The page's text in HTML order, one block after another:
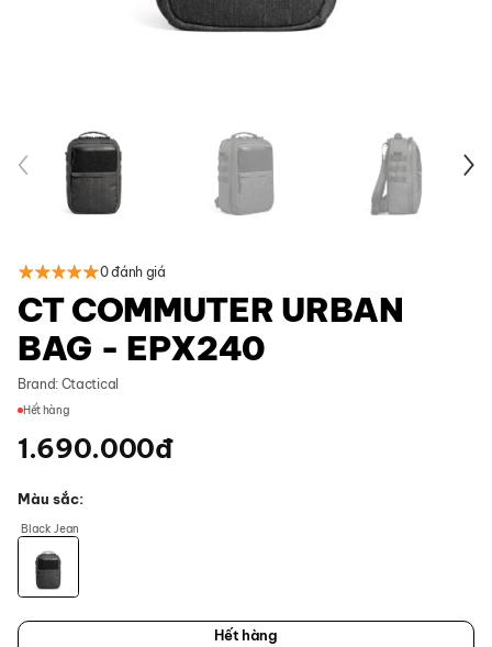
0 đánh giá
CT COMMUTER URBAN
BAG - EPX240
Brand: Ctactical
Hết hàng
1.690.000đ
Màu sắc
Black Jean
Hết hàng